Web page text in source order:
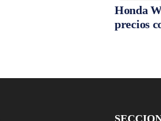
Honda
precios